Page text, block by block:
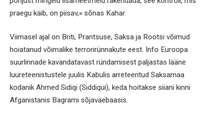
praegu käib, on piisav,» sõnas Kahar.
Viimasel ajal on Briti, Prantsuse, Saksa ja Rootsi võimud
hoiatanud võimalike terrorirünnakute eest. Info Euroopa
suurlinnade kavandatavast ründamisest paljastas lääne
luureteenistustele juulis Kabulis arreteeritud Saksamaa
kodanik Ahmed Sidiqi (Siddiqui), keda hoitakse siiani kinni
Afganistanis Bagrami sõjaväebaasis.